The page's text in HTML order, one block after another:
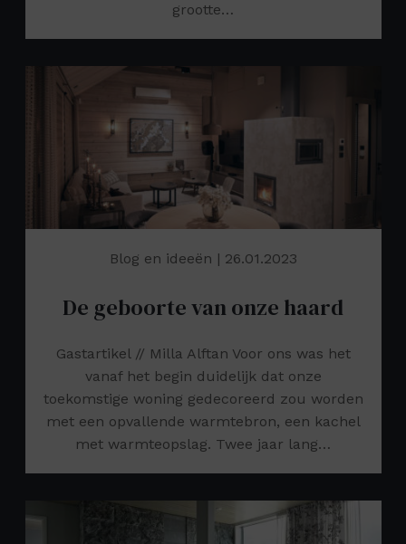
grootte…
Blog en ideeën | 26.01.2023
De geboorte van onze haard
Gastartikel // Milla Alftan Voor ons was het
vanaf het begin duidelijk dat onze
toekomstige woning gedecoreerd zou worden
met een opvallende warmtebron, een kachel
met warmteopslag. Twee jaar lang…